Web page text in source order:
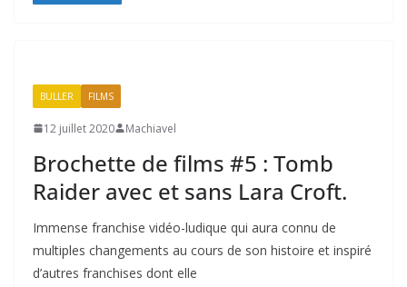
BULLER FILMS
12 juillet 2020 Machiavel
Brochette de films #5 : Tomb
Raider avec et sans Lara Croft.
Immense franchise vidéo-ludique qui aura connu de
multiples changements au cours de son histoire et inspiré
d’autres franchises dont elle